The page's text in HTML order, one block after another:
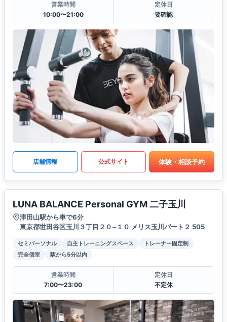
営業時間
10:00〜21:00
定休日
要確認
店舗情報 公式サイト 体験・相談予約
LUNA BALANCE Personal GYM 二子玉川
津田山駅から車で6分
東京都世田谷区玉川３丁目２０−１０ メリス玉川パート２ 505
セミパーソナル 自主トレーニングスペース
トレーナー固定制
完全個室
駅から5分以内
営業時間
7:00〜23:00
定休日
不定休